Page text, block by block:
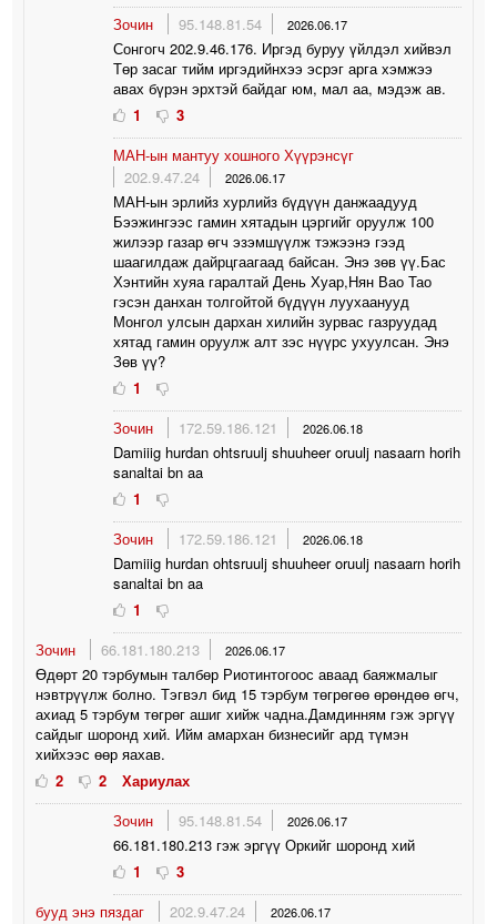
Зочин 95.148.81.54 2026.06.17
Сонгогч 202.9.46.176. Иргэд буруу үйлдэл хийвэл
Төр засаг тийм иргэдийнхээ эсрэг арга хэмжээ
авах бүрэн эрхтэй байдаг юм, мал аа, мэдэж ав.
1
3
МАН-ын мантуу хошного Хүүрэнсүг
202.9.47.24
2026.06.17
МАН-ын эрлийз хурлийз бүдүүн данжаадууд
Бээжингээс гамин хятадын цэргийг оруулж 100
жилээр газар өгч эзэмшүүлж тэжээнэ гээд
шаагилдаж дайрцгаагаад байсан. Энэ зөв үү.Бас
Хэнтийн хуяа гаралтай День Хуар,Нян Вао Тао
гэсэн данхан толгойтой бүдүүн луухаанууд
Монгол улсын дархан хилийн зурвас газруудад
хятад гамин оруулж алт зэс нүүрс ухуулсан. Энэ
Зөв үү?
1
Зочин
172.59.186.121 2026.06.18
Damiiig hurdan ohtsruulj shuuheer oruulj nasaarn horih
sanaltai bn aa
1
Зочин
172.59.186.121 2026.06.18
Damiiig hurdan ohtsruulj shuuheer oruulj nasaarn horih
sanaltai bn aa
1
Зочин
66.181.180.213 2026.06.17
Өдөрт 20 тэрбумын талбөр Риотинтогоос аваад баяжмалыг
нэвтрүүлж болно. Тэгвэл бид 15 тэрбум төгрөгөө өрөндөө өгч,
ахиад 5 тэрбум төгрөг ашиг хийж чадна.Дамдинням гэж эргүү
сайдыг шоронд хий. Ийм амархан бизнесийг ард түмэн
хийхээс өөр яахав.
2
2
Хариулах
Зочин
95.148.81.54 2026.06.17
66.181.180.213 гэж эргүү Оркийг шоронд хий
1
3
бууд энэ пяздаг
202.9.47.24 2026.06.17